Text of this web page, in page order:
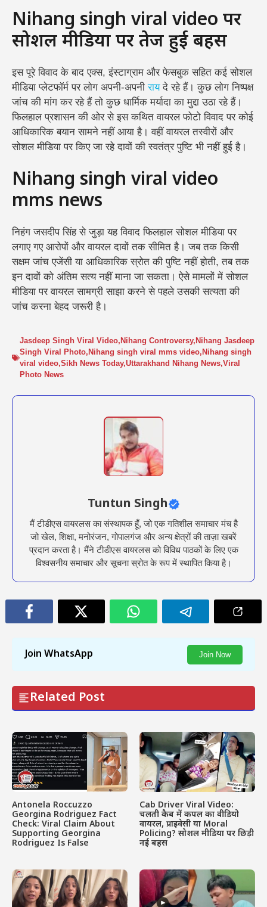
Nihang singh viral video पर
सोशल मीडिया पर तेज हुई बहस
इस पूरे विवाद के बाद एक्स, इंस्टाग्राम और फेसबुक सहित कई सोशल
मीडिया प्लेटफॉर्म पर लोग अपनी-अपनीरायदे रहे हैं। कुछ लोग निष्पक्ष
जांच की मांग कर रहे हैं तो कुछ धार्मिक मर्यादा का मुद्दा उठा रहे हैं।
फिलहाल प्रशासन की ओर से इस कथित वायरल फोटो विवाद पर कोई
आधिकारिक बयान सामने नहीं आया है। वहीं वायरल तस्वीरों और
सोशल मीडिया पर किए जा रहे दावों की स्वतंत्र पुष्टि भी नहीं हुई है।
Nihang singh viral video
mms news
निहंग जसदीप सिंह से जुड़ा यह विवाद फिलहाल सोशल मीडिया पर
लगाए गए आरोपों और वायरल दावों तक सीमित है। जब तक किसी
सक्षम जांच एजेंसी या आधिकारिक स्रोत की पुष्टि नहीं होती, तब तक
इन दावों को अंतिम सत्य नहीं माना जा सकता। ऐसे मामलों में सोशल
मीडिया पर वायरल सामग्री साझा करने से पहले उसकी सत्यता की
जांच करना बेहद जरूरी है।
Jasdeep Singh Viral Video, Nihang Controversy, Nihang Jasdeep
Singh Viral Photo, Nihang singh viral mms video, Nihang singh
viral video,Sikh News Today,Uttarakhand Nihang News,Viral
Photo News
Tuntun Singh
मैं टीडीएस वायरलस का संस्थापक हूँ, जो एक गतिशील समाचार मंच है
जो खेल, शिक्षा, मनोरंजन, गोपालगंज और अन्य क्षेत्रों की ताज़ा खबरें
प्रदान करता है। मैंने टीडीएस वायरलस को विविध पाठकों के लिए एक
विश्वसनीय समाचार और सूचना स्रोत के रूप में स्थापित किया है।
Join WhatsApp Join Now
Related Post
Antonela Roccuzzo
Georgina Rodriguez Fact
Check: Viral Claim About
Supporting Georgina
Rodriguez Is False
Cab Driver Viral Video:
चलती कैब में कपल का वीडियो
वायरल, प्राइवेसी या Moral
Policing? सोशल मीडिया पर छिड़ी
नई बहस